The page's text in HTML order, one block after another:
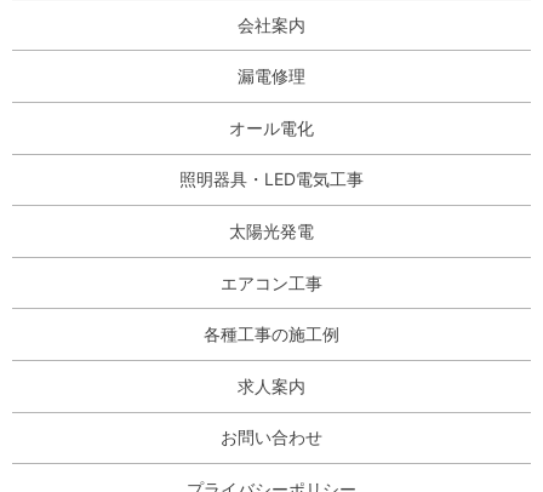
会社案内
漏電修理
オール電化
照明器具・LED電気工事
太陽光発電
エアコン工事
各種工事の施工例
求人案内
お問い合わせ